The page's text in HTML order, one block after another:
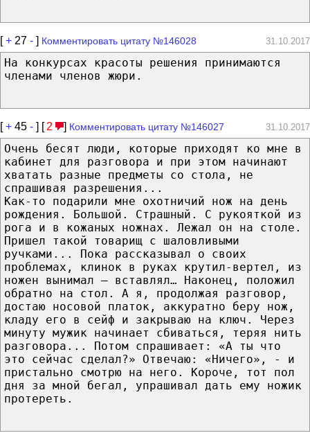
[+ 27 - ] Комментировать цитату №146028 31.10.2017
На конкурсах красоты решения принимаются
членами членов жюри.
[+ 45 - ] [ 2 ] Комментировать цитату №146027 31.10.2017
Очень бесят люди, которые приходят ко мне в
кабинет для разговора и при этом начинают
хватать разные предметы со стола, не
спрашивая разрешения...
Как-то подарили мне охотничий нож на день
рождения. Большой. Страшный. С рукояткой из
рога и в кожаных ножнах. Лежал он на столе.
Пришел такой товарищ с шаловливыми
ручками... Пока рассказывал о своих
проблемах, клинок в руках крутил-вертел, из
ножен вынимал – вставлял… Наконец, положил
обратно на стол. А я, продолжая разговор,
достаю носовой платок, аккуратно беру нож,
кладу его в сейф и закрываю на ключ. Через
минуту мужик начинает сбиваться, теряя нить
разговора... Потом спрашивает: «А ты что
это сейчас сделал?» Отвечаю: «Ничего», - и
пристально смотрю на него. Короче, тот пол
дня за мной бегал, упрашивал дать ему ножик
протереть.